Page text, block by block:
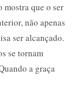
que o ser
não apenas
ser alcançado.
se tornam
a graça